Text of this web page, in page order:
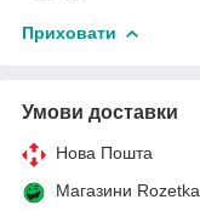
Приховати
Умови доставки
Нова Пошта
Магазини Rozetka